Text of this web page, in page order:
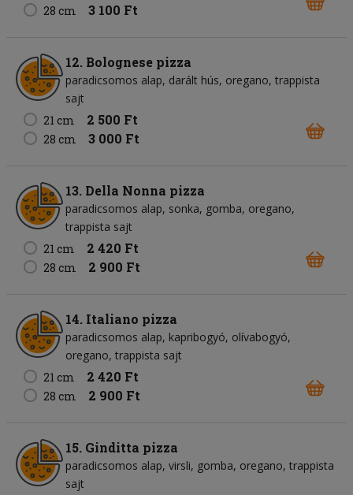
28 cm 3 100 Ft
12. Bolognese pizza
paradicsomos alap darált hús oregano trappista
sajt
21 cm
2 500 Ft
28 cm 3 000 Ft
13. Della Nonna pizza
paradicsomos alap sonka gomba oregano
trappista sajt
21 cm
2 420 Ft
28 cm 2 900 Ft
14. Italiano pizza
paradicsomos alap kapribogyó olívabogyó
oregano trappista sajt
21 cm
2 420 Ft
28 cm 2 900 Ft
15. Ginditta pizza
paradicsomos alap virsli gomba oregano trappista
sajt